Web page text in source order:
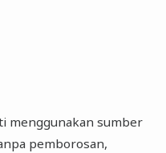
menggunakan sumber
pemborosan,